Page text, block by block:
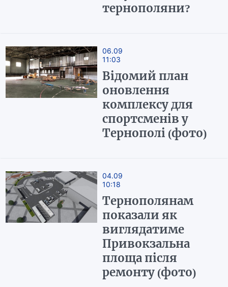
тернополяни?
06.09
11:03
Відомий план
оновлення
комплексу для
спортсменів у
Тернополі (фото)
04.09
10:18
Тернополянам
показали як
виглядатиме
Привокзальна
площа після
ремонту (фото)